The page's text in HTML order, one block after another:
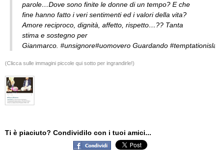
parole…Dove sono finite le donne di un tempo? E che
fine hanno fatto i veri sentimenti ed i valori della vita?
Amore reciproco, dignità, affetto, rispetto…?? Tanta
stima e sostegno per
Gianmarco. #unsignore#uomovero Guardando
(Clicca sulle immagini piccole qui sotto per ingrandirle!)
Ti è piaciuto? Condividilo con i tuoi amici...